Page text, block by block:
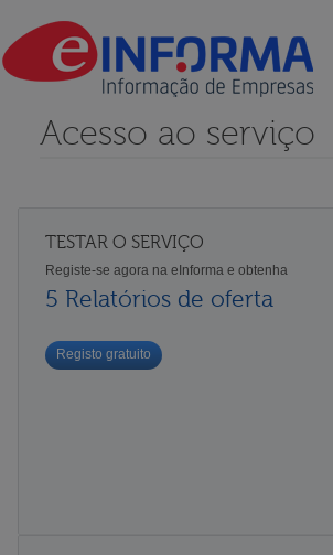
Acesso ao serviço
TESTAR O SERVIÇO
Registe-se agora na eInforma e obtenha
5 Relatórios de oferta
Registo gratuito